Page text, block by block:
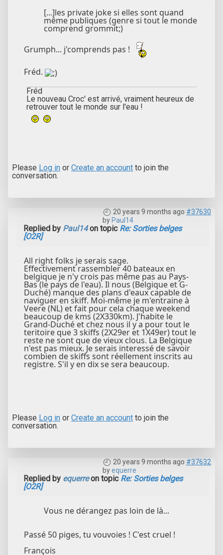
[...]les private joke si elles sont quand
même publiques (genre si tout le monde
comprend grommit;)
Grumph... j'comprends pas !
Fréd.
Fréd
Le nouveau Croc' est arrivé, vraiment heureux de
retrouver tout le monde sur l'eau !
Please Log in or Create an account to join the
conversation.
20 years 9 months ago #37630
by Paul14
Replied by Paul14on topic Re: Sorties belges
[O2R]
All right folks je serais sage.
Effectivement rassembler 40 bateaux en
belgique je n'y crois pas même pas au Pays-
Bas (le pays de l'eau). Il nous (Belgique et G-
Duché) manque des plans d'eaux capable de
naviguer en skiff. Moi-même je m'entraine à
Veere (NL) et fait pour cela chaque weekend
beaucoup de kms (2X330km). J'habite le
Grand-Duché et chez nous il y a pour tout le
teritoire que 3 skiffs (2X29er et 1X49er) tout le
reste ne sont que de vieux clous. La Belgique
n'est pas mieux. Je serais interessé de savoir
combien de skiffs sont réellement inscrits au
registre. S'il y en dix se sera beaucoup.
Please Log in or Create an account to join the
conversation.
20 years 9 months ago #37632
byequerre
Replied by equerreon topic Re: Sorties belges
[O2R]
Vous ne dérangez pas loin de là...
Passé 50 piges, tu vouvoies ! C'est cruel !
François